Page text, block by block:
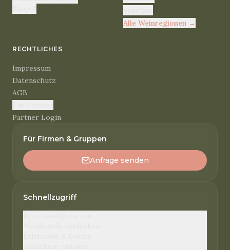
Alle Weinregionen →
RECHTLICHES
Impressum
Datenschutz
AGB
Partner Login
Für Firmen & Gruppen
Anfrage senden
Schnellzugriff